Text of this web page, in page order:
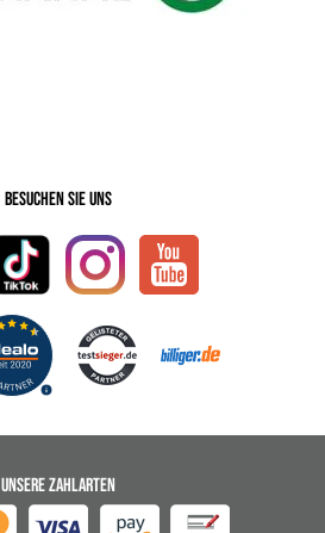
Besuchen Sie uns
UNSERE ZAHLARTEN